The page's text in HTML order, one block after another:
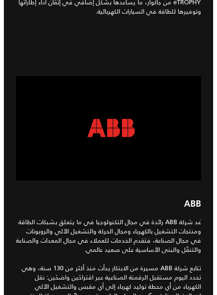
eTROPHY من جاكوار، ما يساعدها بشكل إضافي في إتقان أداء إطاراتها
وتوفيرها للطاقة في السيارات الكهربائية.
ABB
ُعد شركة ABB رائدة في مجال التكنولوجيا في ما يتعلق بشبكات الطاقة
ومنتجات التشغيل بالكهرباء ومجال الحركة والتشغيل الآلي والروبوتات
في مجال الصناعة، فتقدم الخدمات للعملاء في مجال المعدات والصناعة
والتنقّل والبنى الأساسية على صعيد عالمي.
تتابع شركة ABB مسيرة من الابتكار بدأت منذ أكثر من 130 سنة، وهي
تحدد اليوم مستقبل الرقمنة الصناعية عبر اقتراحَين واضحَين: نقل
الكهرباء من أي محطة توليد كهرباء إلى أي مقبس والتشغيل الآلي